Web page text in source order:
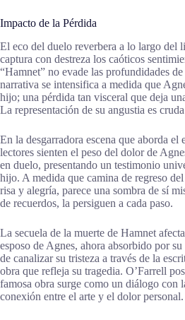
Impacto de la Pérdida
El eco del duelo reverbera a lo largo del
captura con destreza los caóticos
“Hamnet” no evade las profundidades
narrativa se intensifica a medida que
hijo; una pérdida tan visceral que deja
La representación de su angustia es
En la desgarradora escena que aborda el
lectores sienten el peso del dolor de
en duelo, presentando un testimonio
hijo. A medida que camina de regreso
risa y alegría, parece una sombra de sí
de recuerdos, la persiguen a cada paso.
La secuela de la muerte de Hamnet
esposo de Agnes, ahora absorbido por
de canalizar su tristeza a través de la
obra que refleja su tragedia. O’Farrell
famosa obra surge como un diálogo con
conexión entre el arte y el dolor personal.